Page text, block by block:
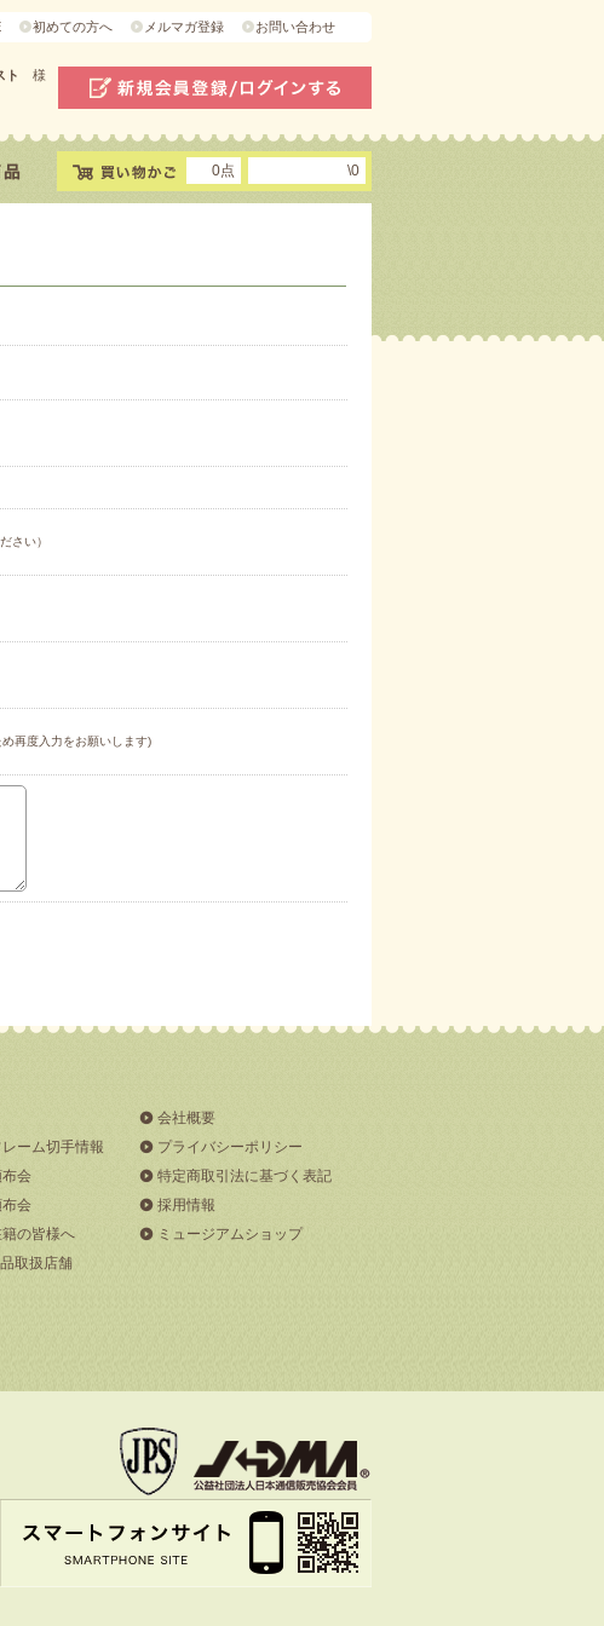
初めての方へ メルマガ登録 お問い合わせ
ト 様
0点 \0
さい）
め再度入力をお願いします)
ーム切手情報
会
会
の皆様へ
取扱店舗
会社概要
プライバシーポリシー
特定商取引法に基づく表記
採用情報
ミュージアムショップ